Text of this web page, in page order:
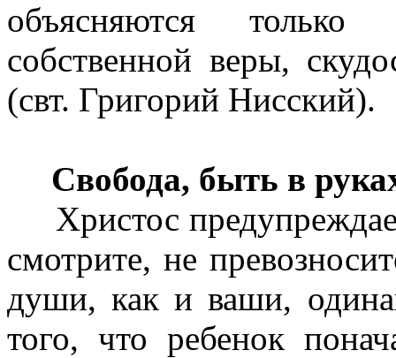
объясняются
собственной веры,
(свт. Григорий Нисский).
Свобода, быть в
Христос
смотрите, не
души, как и ваши,
того, что ребенок